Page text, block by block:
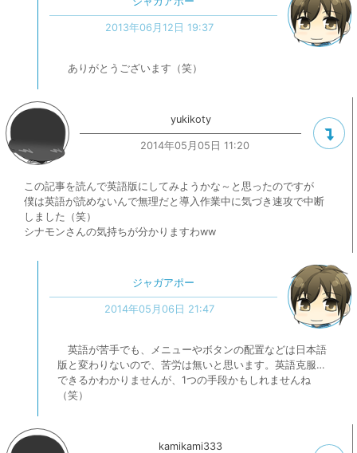
2013年06月12日 19:37
ありがとうございます（笑）
yukikoty
2014年05月05日 11:20
この記事を読んで英語版にしてみようかな～と思ったのですが
僕は英語が読めないんで無理だと導入作業中に気づき速攻で中断
しました（笑）
シナモンさんの気持ちが分かりますわww
ジャガアポー
2014年05月06日 21:47
英語が苦手でも、メニューやボタンの配置などは日本語
版と変わりないので、苦労は無いと思います。英語克服…
できるかわかりませんが、1つの手段かもしれませんね
（笑）
kamikami333